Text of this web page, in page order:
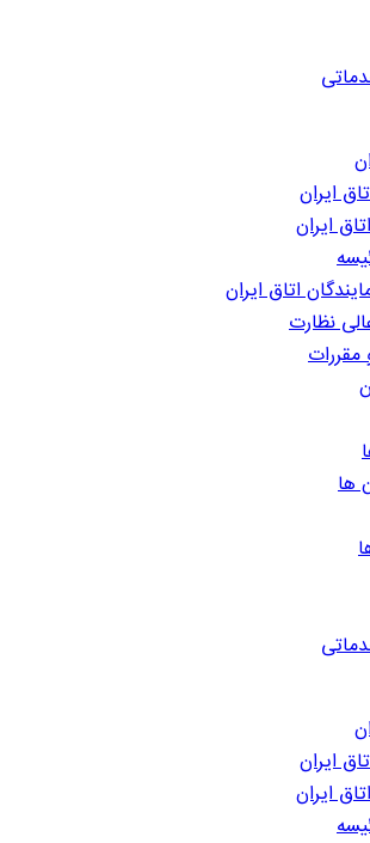
ایران
ایران
اتاق ایران
نظارت
مقررات
ها
ایران
ایران